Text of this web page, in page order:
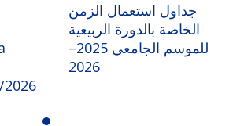
جداول استعمال الزمن
الخاصة بالدورة الربيعية
للموسم الجامعي 2025–
2026